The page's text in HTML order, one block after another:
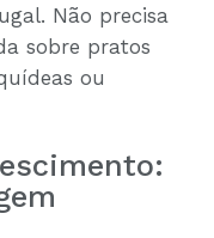
Não precisa
sobre pratos
ou